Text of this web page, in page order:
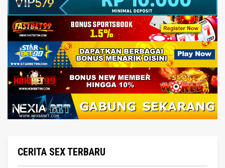
CERITA SEX TERBARU